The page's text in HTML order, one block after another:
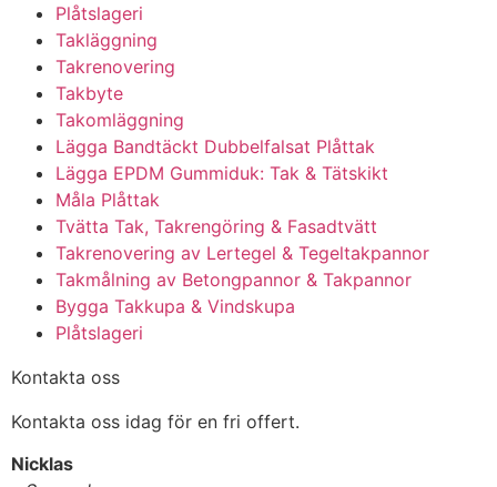
Plåtslageri
Takläggning
Takrenovering
Takbyte
Takomläggning
Lägga Bandtäckt Dubbelfalsat Plåttak
Lägga EPDM Gummiduk: Tak & Tätskikt
Måla Plåttak
Tvätta Tak, Takrengöring & Fasadtvätt
Takrenovering av Lertegel & Tegeltakpannor
Takmålning av Betongpannor & Takpannor
Bygga Takkupa & Vindskupa
Plåtslageri
Kontakta oss
Kontakta oss idag för en fri offert.
Nicklas